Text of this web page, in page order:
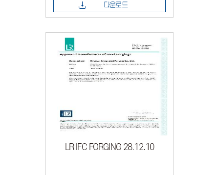
다운로드
LR IFC FORGING 28.12.10